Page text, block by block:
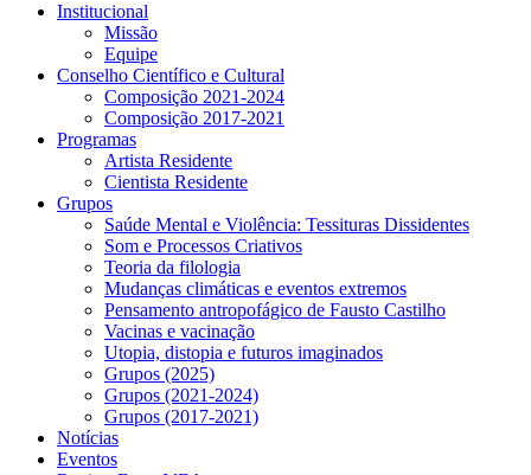
Institucional
Missão
Equipe
Conselho Científico e Cultural
Composição 2021-2024
Composição 2017-2021
Programas
Artista Residente
Cientista Residente
Grupos
Saúde Mental e Violência: Tessituras Dissidentes
Som e Processos Criativos
Teoria da filologia
Mudanças climáticas e eventos extremos
Pensamento antropofágico de Fausto Castilho
Vacinas e vacinação
Utopia, distopia e futuros imaginados
Grupos (2025)
Grupos (2021-2024)
Grupos (2017-2021)
Notícias
Eventos